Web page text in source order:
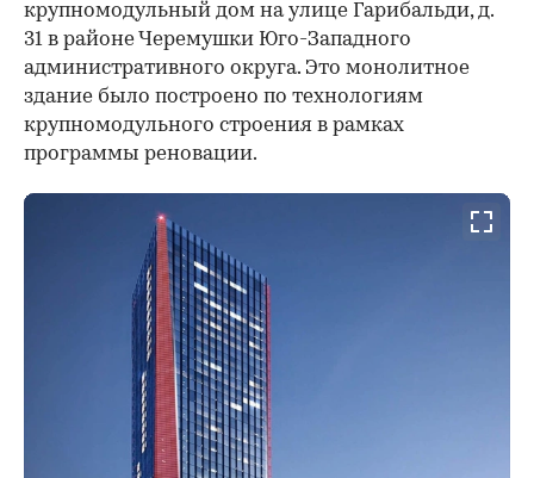
крупномодульный дом на улице Гарибальди, д.
31 в районе Черемушки Юго-Западного
административного округа. Это монолитное
здание было построено по технологиям
крупномодульного строения в рамках
программы реновации.